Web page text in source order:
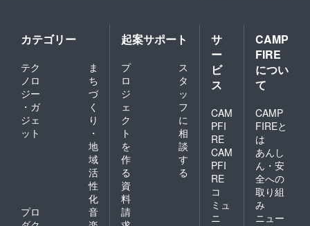
カテゴリー
テク
ノロ
ジー
・ガ
ジェ
ット
ま
ち
づ
く
り
・
地
域
活
性
化
プロ
音
起案サポート
プ
ロ
ジ
ェ
ク
ト
を
作
る
ス
タ
ッ
フ
に
相
談
す
る
資
料
請
サ
ー
ビ
ス
CAM
PFI
RE
CAM
PFI
RE
コ
ミュ
ニ
CAMP
FIRE
につい
て
CAMP
FIREと
は
あんし
ん・安
全への
取り組
み
ニュー